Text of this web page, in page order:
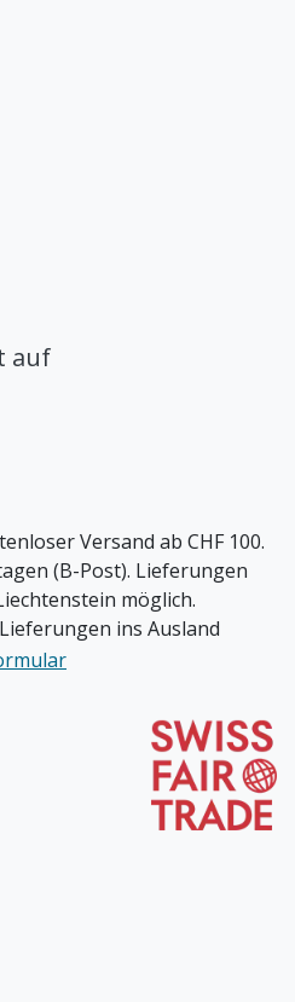
auf
Versand ab CHF 100.
(B-Post). Lieferungen
möglich.
ins Ausland